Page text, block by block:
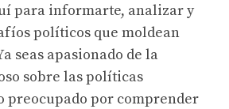
para informarte, analizar y
políticos que moldean
seas apasionado de la
sobre las políticas
preocupado por comprender